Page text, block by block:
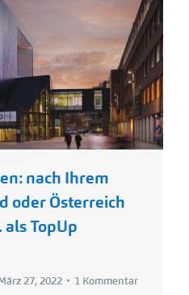
nach Ihrem
oder Österreich
TopUp
27, 2022 1 Kommentar